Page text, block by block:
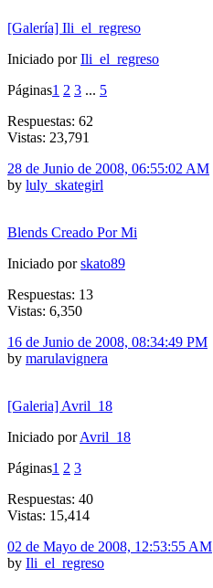
[Galería] Ili_el_regreso
Iniciado porIli_el_regreso
Páginas1 2 3 ... 5
Respuestas: 62
Vistas: 23,791
28 de Junio de 2008, 06:55:02 AM
by luly_skategirl
Blends Creado Por Mi
Iniciado porskato89
Respuestas: 13
Vistas: 6,350
16 de Junio de 2008, 08:34:49 PM
by marulavignera
[Galeria] Avril_18
Iniciado porAvril_18
Páginas1 2 3
Respuestas: 40
Vistas: 15,414
02 de Mayo de 2008, 12:53:55 AM
by Ili_el_regreso